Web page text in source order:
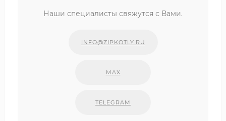
Наши специалисты свяжутся с Вами.
INFO@ZIPKOTLY.RU
MAX
TELEGRAM